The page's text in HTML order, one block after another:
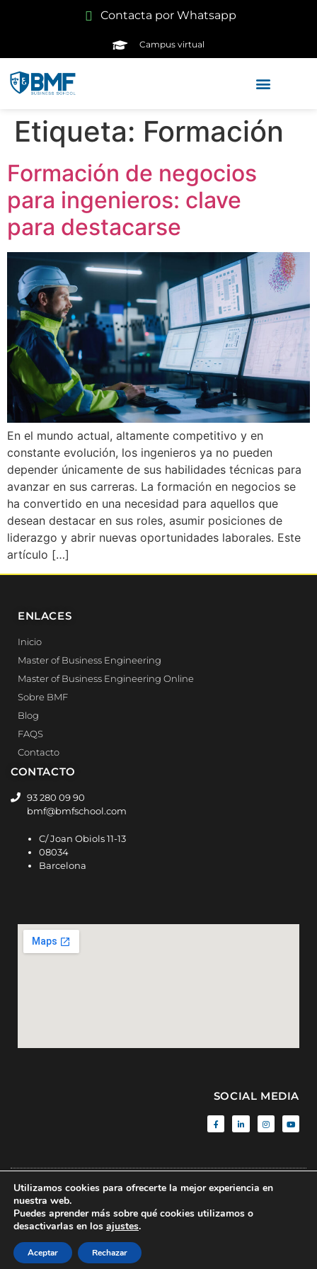
Contacta por Whatsapp
Campus virtual
Etiqueta: Formación
Formación de negocios
para ingenieros: clave
para destacarse
En el mundo actual, altamente competitivo y en
constante evolución, los ingenieros ya no pueden
depender únicamente de sus habilidades técnicas para
avanzar en sus carreras. La formación en negocios se
ha convertido en una necesidad para aquellos que
desean destacar en sus roles, asumir posiciones de
liderazgo y abrir nuevas oportunidades laborales. Este
artículo […]
ENLACES
Inicio
Master of Business Engineering
Master of Business Engineering Online
Sobre BMF
Blog
FAQS
Contacto
CONTACTO
93 280 09 90
bmf@bmfschool.com
C/ Joan Obiols 11-13
08034
Barcelona
SOCIAL MEDIA
Aviso Legal|Política de Privacidad |Sitemap| © BMF • 2020 • All
Utilizamos cookies para ofrecerte la mejor experiencia en
nuestra web.
Puedes aprender más sobre qué cookies utilizamos o
desactivarlas en los ajustes.
Aceptar Rechazar